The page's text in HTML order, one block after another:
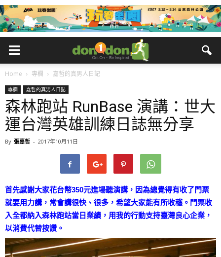
Home 專欄 嘉哲的真男人日記
專欄 嘉哲的真男人日記
森林跑站 RunBase 演講：世大
運台灣英雄訓練日誌無分享
By 張嘉哲 - 2017年10月11日
首先感謝大家花台幣350元進場聽演講，因為總覺得有收了門票
就要用力講，常會講很快、很多，希望大家能有所收穫。門票收
入全都納入森林跑站當日業績，用我的行動支持臺灣良心企業，
以消費代替按讚。